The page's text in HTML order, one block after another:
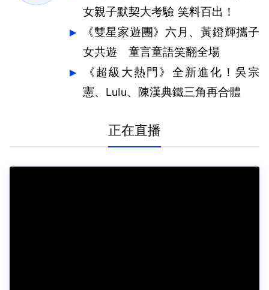
女親子默契大考驗 笑料百出！
《雙星家遊團》六月、黃鐙輝攜子
女共遊 童言童語笑翻全場
《超級大熱門》全新進化！吳宗
憲、Lulu、陳漢典鐵三角再合體
正在直播